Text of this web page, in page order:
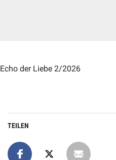
Echo der Liebe 2/2026
TEILEN